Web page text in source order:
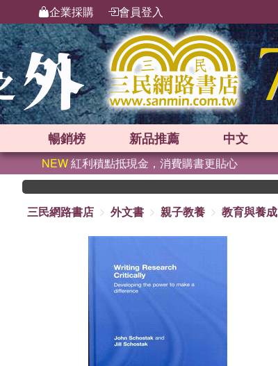
企業採購 會員登入
暢銷榜 新品推薦 中文
NEW紅利積點抵現金，消費購書更貼心
三民網路書店
外文書 親子教養 教育與養成